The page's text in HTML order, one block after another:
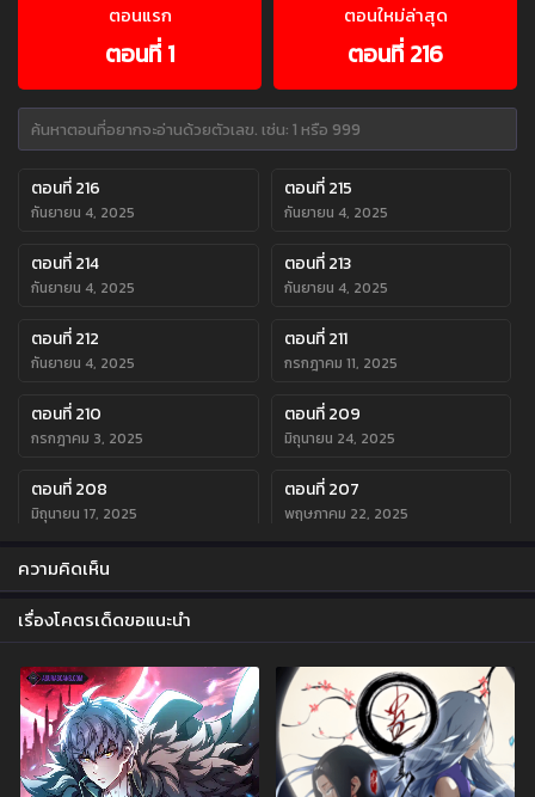
ตอนแรก
ตอนที่ 1
ตอนใหม่ล่าสุด
ตอนที่ 216
ตอนที่ 216
กันยายน 4, 2025
ตอนที่ 215
กันยายน 4, 2025
ตอนที่ 214
กันยายน 4, 2025
ตอนที่ 213
กันยายน 4, 2025
ตอนที่ 212
กันยายน 4, 2025
ตอนที่ 211
กรกฎาคม 11, 2025
ตอนที่ 210
กรกฎาคม 3, 2025
ตอนที่ 209
มิถุนายน 24, 2025
ตอนที่ 208
มิถุนายน 17, 2025
ตอนที่ 207
พฤษภาคม 22, 2025
ตอนที่ 206
พฤษภาคม 16, 2025 พฤษภาคม 16, 2025
ตอนที่ 204
พฤษภาคม 7, 2025
ตอนที่ 203
พฤษภาคม 7, 2025
ตอนที่ 202
พฤษภาคม 7, 2025
ตอนที่ 201
เมษายน 23, 2025
ตอนที่ 200 ตอนที่ 199
ความคิดเห็น
เรื่องโคตรเด็ดขอแนะนำ